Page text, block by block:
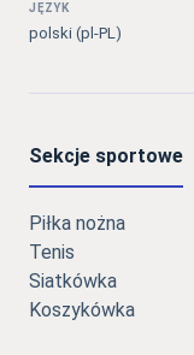
JĘZYK
polski (pl-PL)
Sekcje sportowe
Piłka nożna
Tenis
Siatkówka
Koszykówka